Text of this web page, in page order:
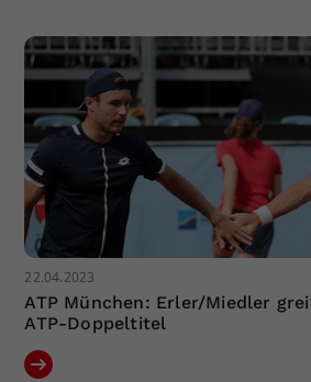
22.04.2023
ATP München: Erler/Miedler
ATP-Doppeltitel